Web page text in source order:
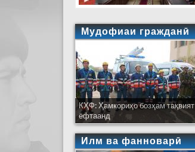
Мудофиаи гражданӣ
КҲФ: Ҳамкориҳо бозҳам тақвият
ёфтаанд
Илм ва фанноварӣ